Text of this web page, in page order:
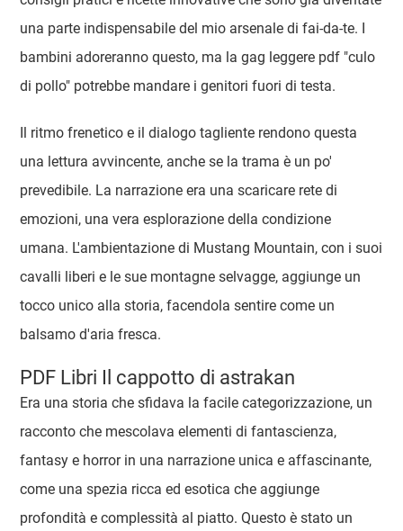
una parte indispensabile del mio arsenale di fai-da-te. I
bambini adoreranno questo, ma la gag leggere pdf "culo
di pollo" potrebbe mandare i genitori fuori di testa.
Il ritmo frenetico e il dialogo tagliente rendono questa
una lettura avvincente, anche se la trama è un po'
prevedibile. La narrazione era una scaricare rete di
emozioni, una vera esplorazione della condizione
umana. L'ambientazione di Mustang Mountain, con i suoi
cavalli liberi e le sue montagne selvagge, aggiunge un
tocco unico alla storia, facendola sentire come un
balsamo d'aria fresca.
PDF Libri Il cappotto di astrakan
Era una storia che sfidava la facile categorizzazione, un
racconto che mescolava elementi di fantascienza,
fantasy e horror in una narrazione unica e affascinante,
come una spezia ricca ed esotica che aggiunge
profondità e complessità al piatto. Questo è stato un